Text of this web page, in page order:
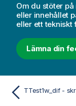
Om du stöter
eller innehållet
eller ett tekniskt
Lämna din